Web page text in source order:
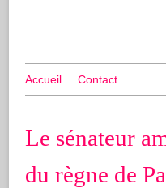
Accueil Contact
Le sénateur
du règne de